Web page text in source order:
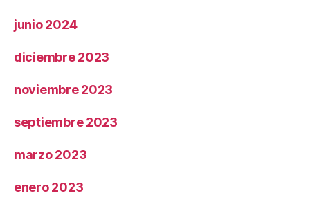
junio 2024
diciembre 2023
noviembre 2023
septiembre 2023
marzo 2023
enero 2023